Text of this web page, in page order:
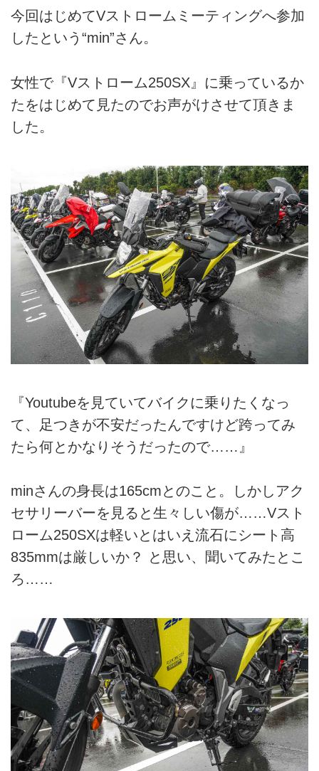
今回はじめてVストロームミーティングへ参加
したという“min”さん。
女性で『Vストローム250SX』に乗っているか
たをはじめて見たのでお声がけさせて頂きま
した。
『Youtubeを見ていてバイクに乗りたくなっ
て、足つきが不安だったんですけど跨ってみ
たら何とかなりそうだったので……』
minさんの身長は165cmとのこと。しかしアク
セサリーバーを見ると生々しい傷が……Vスト
ローム250SXは軽いとはいえ流石にシート高
835mmは厳しいか？ と思い、聞いてみたとこ
ろ……